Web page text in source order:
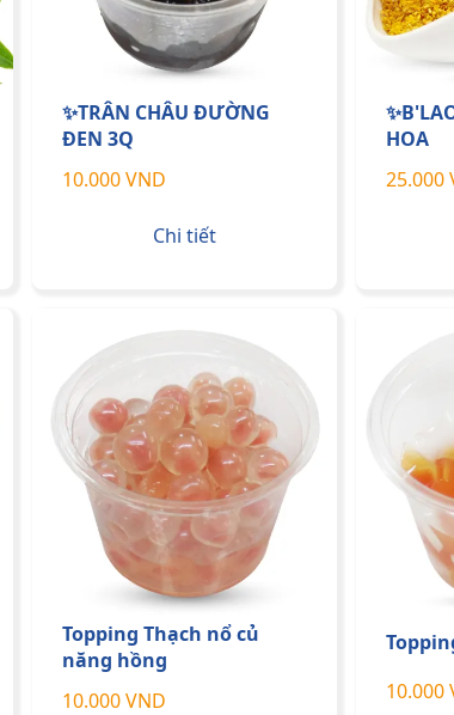
✨TRÂN CHÂU ĐƯỜNG
ĐEN 3Q
10.000 VND
Chi tiết
HOA
25.000
Topping Thạch nổ củ
năng hồng
10.000 VND
10.000